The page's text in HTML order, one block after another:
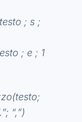
; s ;
; e ; 1
“,”)